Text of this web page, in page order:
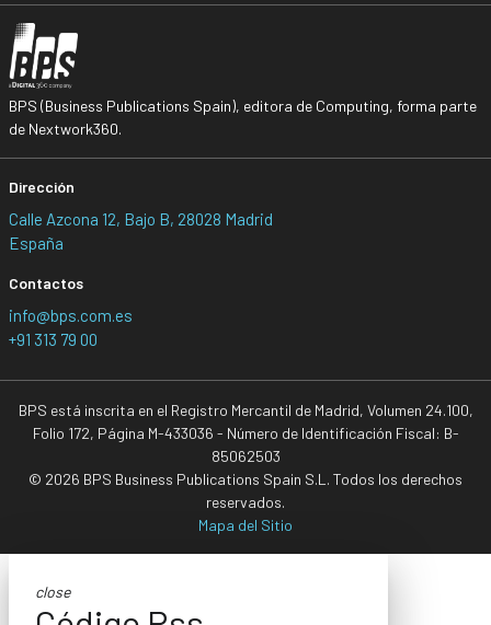
BPS (Business Publications Spain), editora de Computing, forma parte
de Nextwork360.
Dirección
Calle Azcona 12, Bajo B, 28028 Madrid
España
Contactos
info@bps.com.es
+91 313 79 00
BPS está inscrita en el Registro Mercantil de Madrid, Volumen 24.100,
Folio 172, Página M-433036 - Número de Identificación Fiscal: B-
85062503
© 2026 BPS Business Publications Spain S.L. Todos los derechos
reservados.
Mapa del Sitio
close